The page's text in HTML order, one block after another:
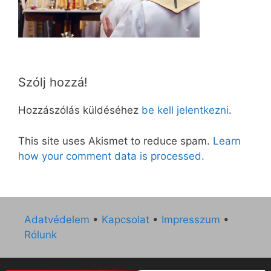
Szólj hozzá!
Hozzászólás küldéséhez be kell jelentkezni.
This site uses Akismet to reduce spam. Learn
how your comment data is processed.
Adatvédelem • Kapcsolat • Impresszum •
Rólunk